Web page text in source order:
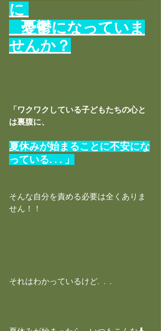
に
せんか？
「ワクワクしている子どもたちの心と
は裏腹に、
夏休みが始まることに不安にな
っている. . . 」
そんな自分を責める必要は全くありま
せん！！
それはわかっているけど.  .  .